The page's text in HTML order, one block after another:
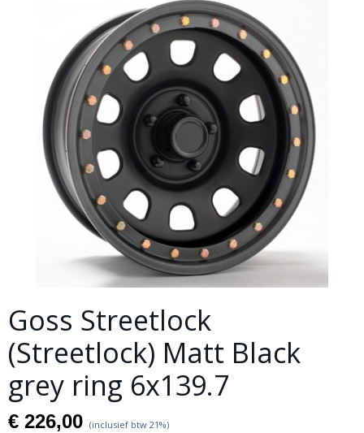
Goss Streetlock
(Streetlock) Matt Black
grey ring 6x139.7
€ 226,00 (inclusief btw 21%)